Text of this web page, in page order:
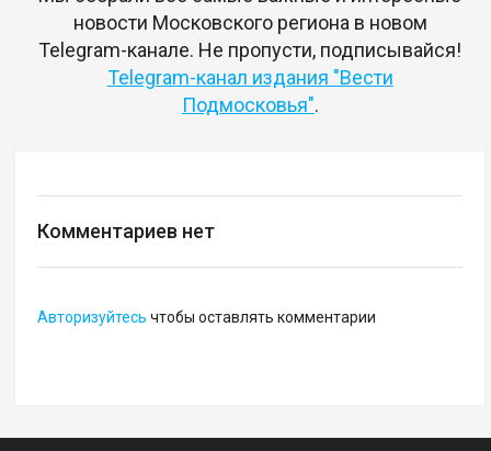
новости Московского региона в новом
Telegram-канале. Не пропусти, подписывайся!
Telegram-канал издания "Вести
Подмосковья".
Комментариев нет
Авторизуйтесь чтобы оставлять комментарии